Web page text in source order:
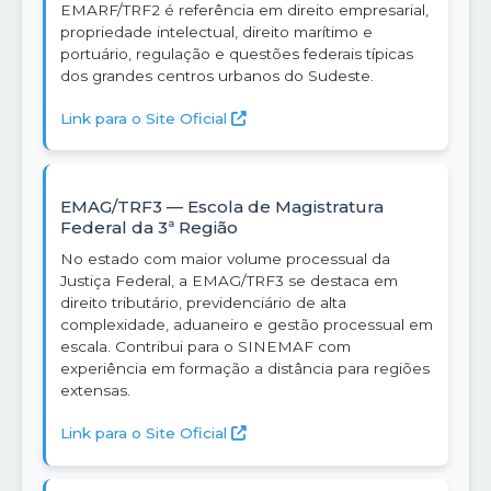
EMARF/TRF2 é referência em direito empresarial,
propriedade intelectual, direito marítimo e
portuário, regulação e questões federais típicas
dos grandes centros urbanos do Sudeste.
Link para o Site Oficial
EMAG/TRF3 — Escola de Magistratura
Federal da 3ª Região
No estado com maior volume processual da
Justiça Federal, a EMAG/TRF3 se destaca em
direito tributário, previdenciário de alta
complexidade, aduaneiro e gestão processual em
escala. Contribui para o SINEMAF com
experiência em formação a distância para regiões
extensas.
Link para o Site Oficial